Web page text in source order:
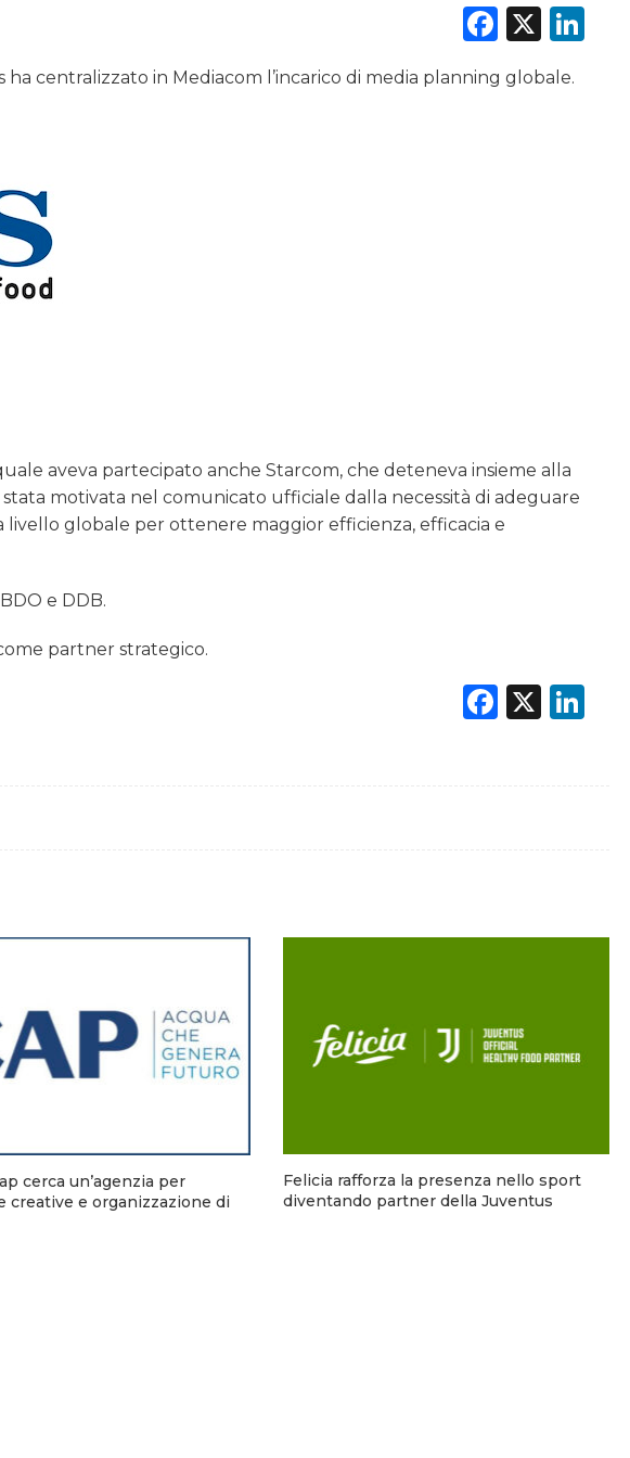
X
centralizzato in Mediacom l’incarico di media planning globale.
aveva partecipato anche Starcom, che deteneva insieme alla
motivata nel comunicato ufficiale dalla necessità di adeguare
livello globale per ottenere maggior efficienza, efficacia e
e DDB.
partner strategico.
X
cerca un’agenzia per
creative e organizzazione di
Felicia rafforza la presenza nello sport
diventando partner della Juventus